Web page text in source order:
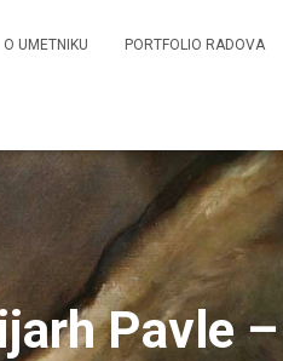
O UMETNIKU PORTFOLIO RADOVA
Pavle –